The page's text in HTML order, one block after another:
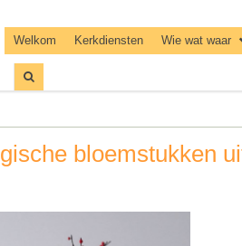
Welkom Kerkdiensten Wie wat waar
bloemstukken